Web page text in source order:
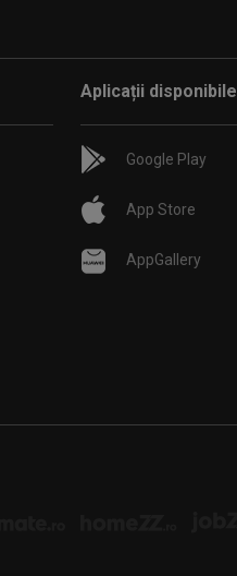
Aplicații disponibile
Google Play
App Store
AppGallery